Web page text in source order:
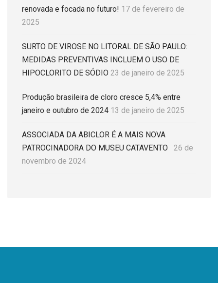
renovada e focada no futuro! 17 de fevereiro de
2025
SURTO DE VIROSE NO LITORAL DE SÃO PAULO:
MEDIDAS PREVENTIVAS INCLUEM O USO DE
HIPOCLORITO DE SÓDIO 23 de janeiro de 2025
Produção brasileira de cloro cresce 5,4% entre
janeiro e outubro de 2024 13 de janeiro de 2025
ASSOCIADA DA ABICLOR É A MAIS NOVA
PATROCINADORA DO MUSEU CATAVENTO
26 de
novembro de 2024